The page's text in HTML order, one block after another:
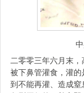
二零零三年六月末，
被下鼻管灌食，灌
到不能再灌、造成